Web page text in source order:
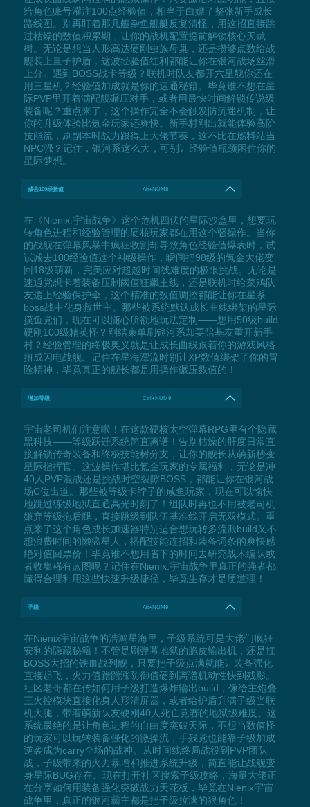
给角色账号灌注100点经验值，相当于白嫖了整张新手成长
路线图。别再盯着那几艘杂鱼舰艇反复清怪，用这招直接跳
过枯燥的数值积累期，让你的战机配置提前解锁核心天赋
树。无论是想当人形高达硬刚虫族母巢，还是攒够点数给战
舰装上量子护盾，这波经验值红利都能让你在银河战场丝滑
上分。遇到BOSS战卡等级？联机时队友都开六星舰你还在
用三星机？经验值加成就是你的速通秘籍。毕竟谁不想在星
际PVP里开着满配舰碾压对手，或者用最快时间解锁传说级
装备呢？重点来了，这个操作完全不会触发防沉迷机制，让
你的升级体验比氪金玩家还爽快。新手村刚出就能体验高阶
技能流，刷副本时战力跟得上大佬节奏，这不比在燃料站当
NPC强？记住，银河系这么大，可别让经验值瓶颈困住你的
星际梦想。
减去100经验值 Alt+NUM8
在《Nienix:宇宙战争》这个危机四伏的星际沙盒里，想要玩
转角色进程和经验管理的硬核玩家都在用这个骚操作。当你
的战舰在弹幕风暴中疯狂收割却导致角色经验值爆表时，试
试减去100经验值这个神级操作，瞬间把98级的氪金大佬变
回18级萌新，完美应对超越时间线难度的极限挑战。无论是
速通党想卡着装备压制阈值狂飙主线，还是联机时给菜鸡队
友递上经验保护伞，这个精准的数值调控都能让你在星系
boss战中化身救世主。那些被系统默认成长曲线绑架的星际
摸鱼党们，现在可以随心所欲地玩法定制——想用50级build
硬刚100级精英怪？刚结束单刷银河系却要陪基友重开新手
村？经验管理的终极奥义就是让成长曲线跟着你的游戏风格
扭成闪电战舰。记住在星海漂流时别让XP数值绑架了你的冒
险精神，毕竟真正的舰长都是用操作碾压数值的！
增加等级 Ctrl+NUM9
宇宙老司机们注意啦！在这款硬核太空弹幕RPG里有个隐藏
黑科技——等级跃迁系统简直离谱！告别枯燥的肝度日常直
接解锁传奇装备和终极技能树分支，让你的舰长从萌新秒变
星际指挥官。这波操作堪比氪金玩家的专属福利，无论是冲
40人PVP混战还是挑战时空裂隙BOSS，都能让你在银河战
场C位出道。那些被等级卡脖子的咸鱼玩家，现在可以愉快
地跳过练级地狱直通高光时刻了！组队时再也不用被老司机
嫌弃等级拖后腿，直接跳级到队伍基准线开启无双模式。重
点来了这个角色成长加速器特别适合想玩转多流派build又不
想浪费时间的懒癌星人，搭配技能连招和装备词条的爽快感
绝对值回票价！毕竟谁不想用省下的时间去研究战术编队或
者收集稀有蓝图呢？记住在Nienix:宇宙战争里真正的强者都
懂得合理利用这些快速升级捷径，毕竟生存才是硬道理！
子级 Alt+NUM9
在Nienix宇宙战争的浩瀚星海里，子级系统可是大佬们疯狂
安利的隐藏秘籍！不管是刷弹幕地狱的脆皮输出机，还是扛
BOSS大招的铁血战列舰，只要把子级点满就能让装备强化
直接起飞，火力值蹭蹭涨防御值硬到离谱机动性快到残影。
社区老哥都在传如何用子级打造爆炸输出build，像给主炮叠
三火控模块直接化身人形清屏器，或者给护盾升满子级当联
机大腿，带着萌新队友硬刚40人死亡竞赛的地狱级难度。这
系统最绝的是让角色进程的自由度突破天际，不想当数值怪
的玩家可以玩转装备强化的微操流，手残党也能靠子级加成
逆袭成为carry全场的战神。从时间线终局战役到PVP团队
战，子级带来的火力暴增和推进系统升级，简直能让战舰变
身星际BUG存在。现在打开社区搜索子级攻略，海量大佬正
在分享如何用装备强化突破战力天花板，毕竟在Nienix宇宙
战争里，真正的银河霸主都是把子级拉满的狠角色！